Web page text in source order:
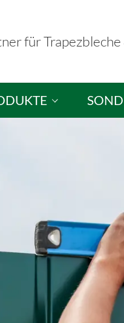
für
/ Profilbleche